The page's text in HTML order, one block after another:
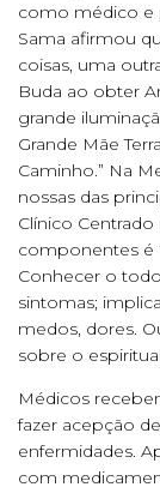
como médico e
Sama afirmou
coisas, uma
Buda ao obter
grande
Grande Mãe
Caminho.” Na
nossas das
Clínico
componentes é
Conhecer o
sintomas;
medos, dores.
sobre o
Médicos
fazer acepção
enfermidades.
com